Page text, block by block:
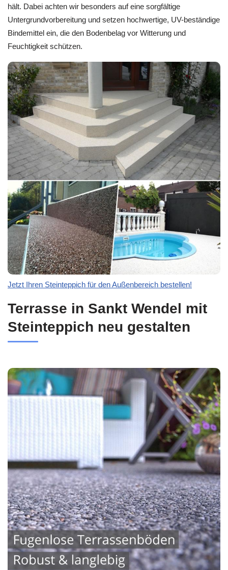
hält. Dabei achten wir besonders auf eine sorgfältige
Untergrundvorbereitung und setzen hochwertige, UV-beständige
Bindemittel ein, die den Bodenbelag vor Witterung und
Feuchtigkeit schützen.
Jetzt Ihren Steinteppich für den Außenbereich bestellen!
Terrasse in Sankt Wendel mit
Steinteppich neu gestalten